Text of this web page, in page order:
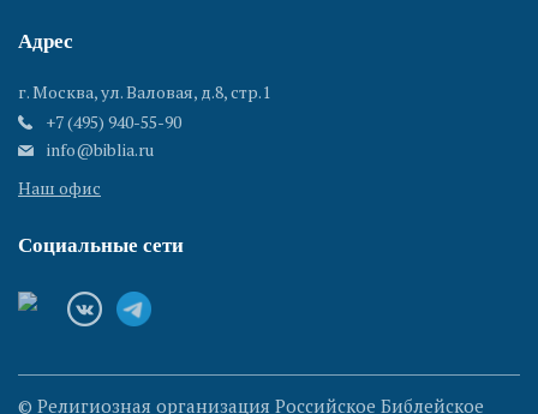
Адрес
г. Москва, ул. Валовая, д.8, стр.1
+7 (495) 940-55-90
info@biblia.ru
Наш офис
Социальные сети
© Религиозная организация Российское Библейское